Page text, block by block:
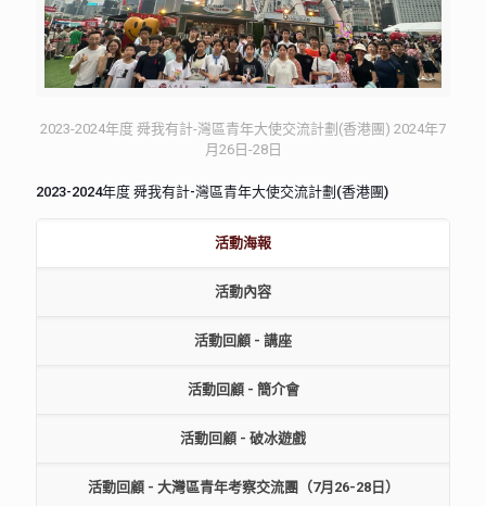
2023-2024年度 舜我有計-灣區青年大使交流計劃(香港團) 2024年7
月26日-28日
2023-2024年度 舜我有計-灣區青年大使交流計劃(香港團)
活動海報
活動內容
活動回顧 - 講座
活動回顧 - 簡介會
活動回顧 - 破冰遊戲
活動回顧 - 大灣區青年考察交流團（7月26-28日）